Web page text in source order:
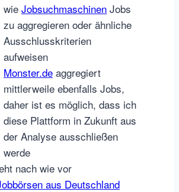
wie Jobsuchmaschinen Jobs
zu aggregieren oder ähnliche
Ausschlusskriterien
aufweisen
Monster.de aggregiert
mittlerweile ebenfalls Jobs,
daher ist es möglich, dass ich
diese Plattform in Zukunft aus
der Analyse ausschließen
werde
nach wie vor
aus Deutschland